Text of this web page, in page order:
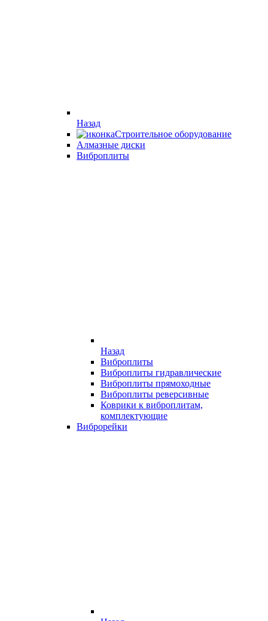
Назад
Строительное оборудование
Алмазные диски
Виброплиты
Назад
Виброплиты
Виброплиты гидравлические
Виброплиты прямоходные
Виброплиты реверсивные
Коврики к виброплитам,
комплектующие
Виброрейки